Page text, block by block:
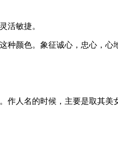
活敏捷。
颜色。象征诚心，忠心，心
人名的时候，主要是取其美